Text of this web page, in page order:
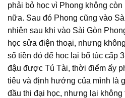
phải bỏ học vì Phong không
nữa. Sau đó Phong cũng vào
nhiên sau khi vào Sài Gòn
học sửa điện thoại, nhưng
số tiền đó để học lại bổ túc cấp
đậu được Tú Tài, thời điểm ấy
tiêu và định hướng của mình là
đầu thi đại học, nhưng lại không